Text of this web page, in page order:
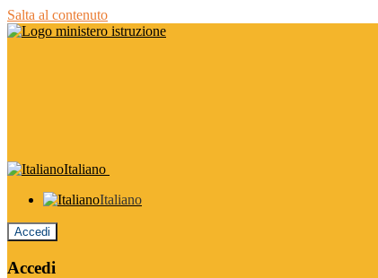
Salta al contenuto
Italiano
Italiano
Accedi
Accedi